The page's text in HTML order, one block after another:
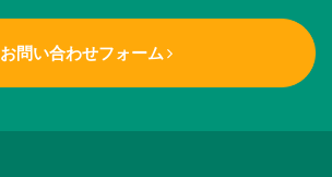
お問い合わせフォーム